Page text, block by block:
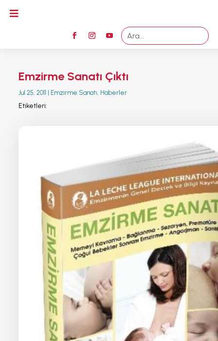

Emzirme Sanatı Çıktı
Jul 25, 2011 Emzirme Sanatı, Haberler
Etiketleri: